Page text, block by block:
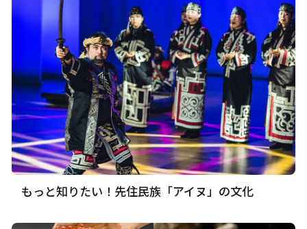
もっと知りたい！先住民族「アイヌ」の文化